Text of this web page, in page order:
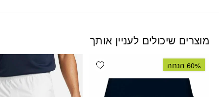
מוצרים שיכולים לעניין אותך
Add wishlist 60% הנחה